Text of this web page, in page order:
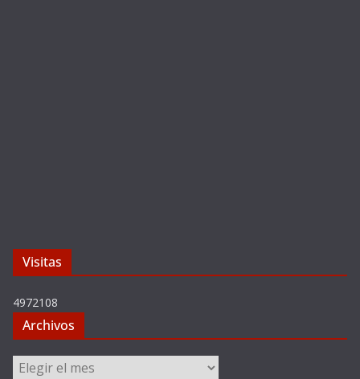
Visitas
4972108
Archivos
Archivos